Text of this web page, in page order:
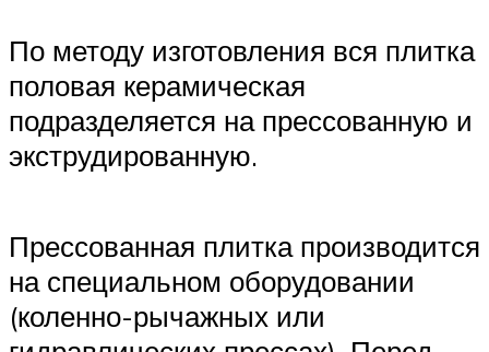
По методу изготовления вся плитка
половая керамическая
подразделяется на прессованную и
экструдированную.
Прессованная плитка производится
на специальном оборудовании
(коленно-рычажных или